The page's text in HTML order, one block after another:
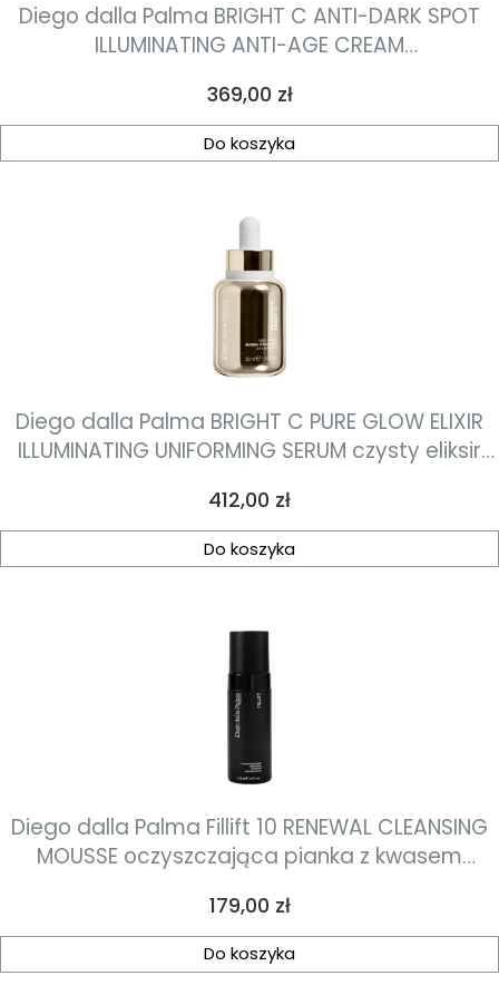
Diego dalla Palma BRIGHT C ANTI-DARK SPOT
ILLUMINATING ANTI-AGE CREAM
50ml
Cena
369,00 zł
Do koszyka
Diego dalla Palma BRIGHT C PURE GLOW ELIXIR
ILLUMINATING UNIFORMING SERUM czysty eliksir
rozświetlający i wyrównujący koloryt 30ml
Cena
412,00 zł
Do koszyka
Diego dalla Palma Fillift 10 RENEWAL CLEANSING
MOUSSE oczyszczająca pianka z kwasem
Cena
179,00 zł
Do koszyka